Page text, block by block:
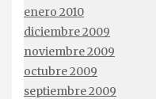
enero 2010
diciembre 2009
noviembre 2009
octubre 2009
septiembre 2009